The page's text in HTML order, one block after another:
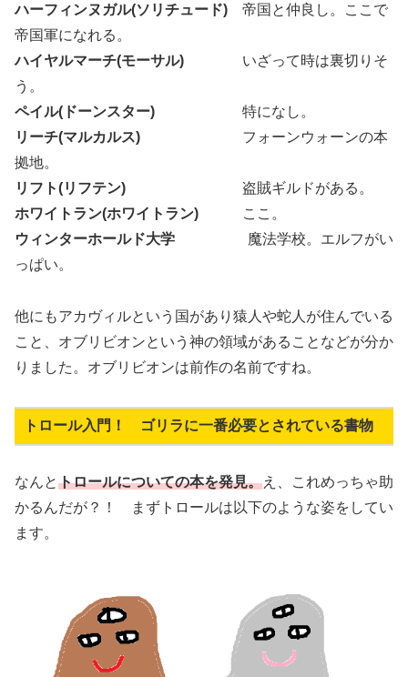
ハーフィンヌガル(ソリチュード) 帝国と仲良し。ここで
帝国軍になれる。
ハイヤルマーチ(モーサル)
いざって時は裏切りそ
う。
ペイル(ドーンスター)
特になし。
リーチ(マルカルス) フォーンウォーンの本
拠地。
リフト(リフテン) 盗賊ギルドがある。
ホワイトラン(ホワイトラン) ここ。
ウィンターホールド大学 魔法学校。エルフがい
っぱい。
他にもアカヴィルという国があり猿人や蛇人が住んでいる
こと、オブリビオンという神の領域があることなどが分か
りました。オブリビオンは前作の名前ですね。
トロール入門！ ゴリラに一番必要とされている書物
なんとトロールについての本を発見。え、これめっちゃ助
かるんだが？！ まずトロールは以下のような姿をしてい
ます。